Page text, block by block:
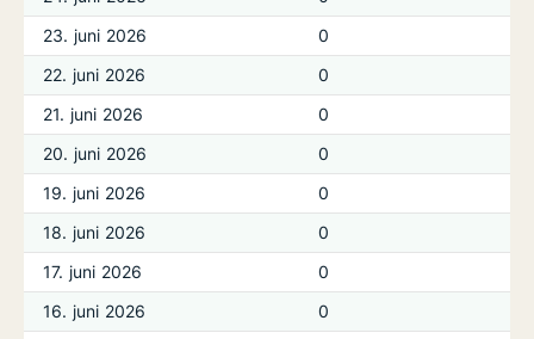
23. juni 2026
0
22. juni 2026
0
21. juni 2026
0
20. juni 2026
0
19. juni 2026
0
18. juni 2026
0
17. juni 2026
0
16. juni 2026
0